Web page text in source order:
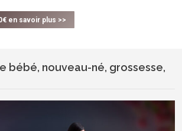
en savoir plus >>
bébé, nouveau-né, grossesse,